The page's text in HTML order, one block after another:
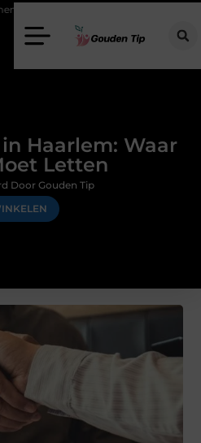
mogelijkheden?
Haarlem: Waar
Letten
Door Gouden Tip